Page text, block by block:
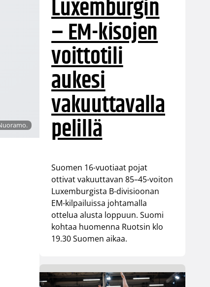
Luxemburgin
– EM-kisojen
voittotili
aukesi
vakuuttavalla
pelillä
Suomen 16-vuotiaat pojat
ottivat vakuuttavan 85–45-voiton
Luxemburgista B-divisioonan
EM-kilpailuissa johtamalla
ottelua alusta loppuun. Suomi
kohtaa huomenna Ruotsin klo
19.30 Suomen aikaa.